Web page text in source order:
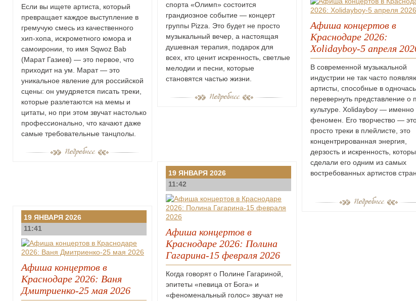
спорта «Олимп» состоится
грандиозное событие — концерт
группы Pizza. Это будет не просто
музыкальный вечер, а настоящая
душевная терапия, подарок для
всех, кто ценит искренность, светлые
мелодии и песни, которые
становятся частью жизни.
Если вы ищете артиста, который
превращает каждое выступление в
гремучую смесь из качественного
хип-хопа, искрометного юмора и
самоиронии, то имя Sqwoz Bab
(Марат Газиев) — это первое, что
приходит на ум. Марат — это
уникальное явление для российской
сцены: он умудряется писать треки,
которые разлетаются на мемы и
цитаты, но при этом звучат настолько
профессионально, что качают даже
самые требовательные танцполы.
Афиша концертов в
Краснодаре 2026:
Xolidayboy-5 апреля
В современной музыкальной
индустрии не так часто
артисты, способные в
перевернуть представление о
культуре. Xolidayboy — именно
феномен. Его творчество —
просто треки в плейлисте, это
концентрированная энергия,
дерзость и искренность,
сделали его одним из самых
востребованных артистов
19 ЯНВАРЯ 2026
11:42
Афиша концертов в
Краснодаре 2026: Полина
Гагарина-15 февраля 2026
Когда говорят о Полине Гагариной,
эпитеты «певица от Бога» и
«феноменальный голос» звучат не
19 ЯНВАРЯ 2026
11:41
Афиша концертов в
Краснодаре 2026: Ваня
Дмитриенко-25 мая 2026